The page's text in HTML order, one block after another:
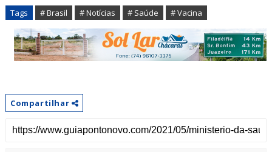
Tags # Brasil # Notícias # Saúde # Vacina
Compartilhar